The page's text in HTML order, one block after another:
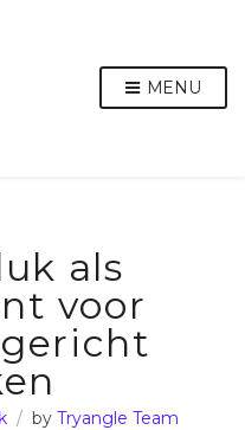
MENU
als
voor
by Tryangle Team